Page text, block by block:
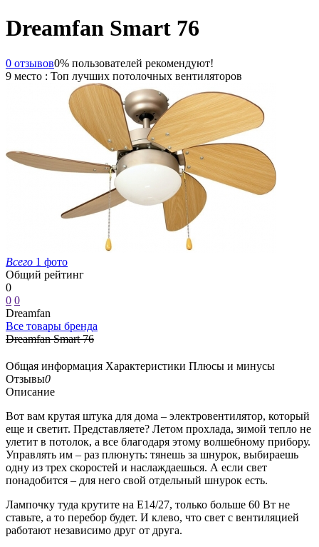
Dreamfan Smart 76
0 отзывов0% пользователей рекомендуют!
9 место : Топ лучших потолочных вентиляторов
Всего 1 фото
Общий рейтинг
0
0 0
Dreamfan
Все товары бренда
Dreamfan Smart 76
Общая информация Характеристики Плюсы и минусы
Отзывы0
Описание
Вот вам крутая штука для дома – электровентилятор, который
еще и светит. Представляете? Летом прохлада, зимой тепло не
улетит в потолок, а все благодаря этому волшебному прибору.
Управлять им – раз плюнуть: тянешь за шнурок, выбираешь
одну из трех скоростей и наслаждаешься. А если свет
понадобится – для него свой отдельный шнурок есть.
Лампочку туда крутите на E14/27, только больше 60 Вт не
ставьте, а то перебор будет. И клево, что свет с вентиляцией
работают независимо друг от друга.